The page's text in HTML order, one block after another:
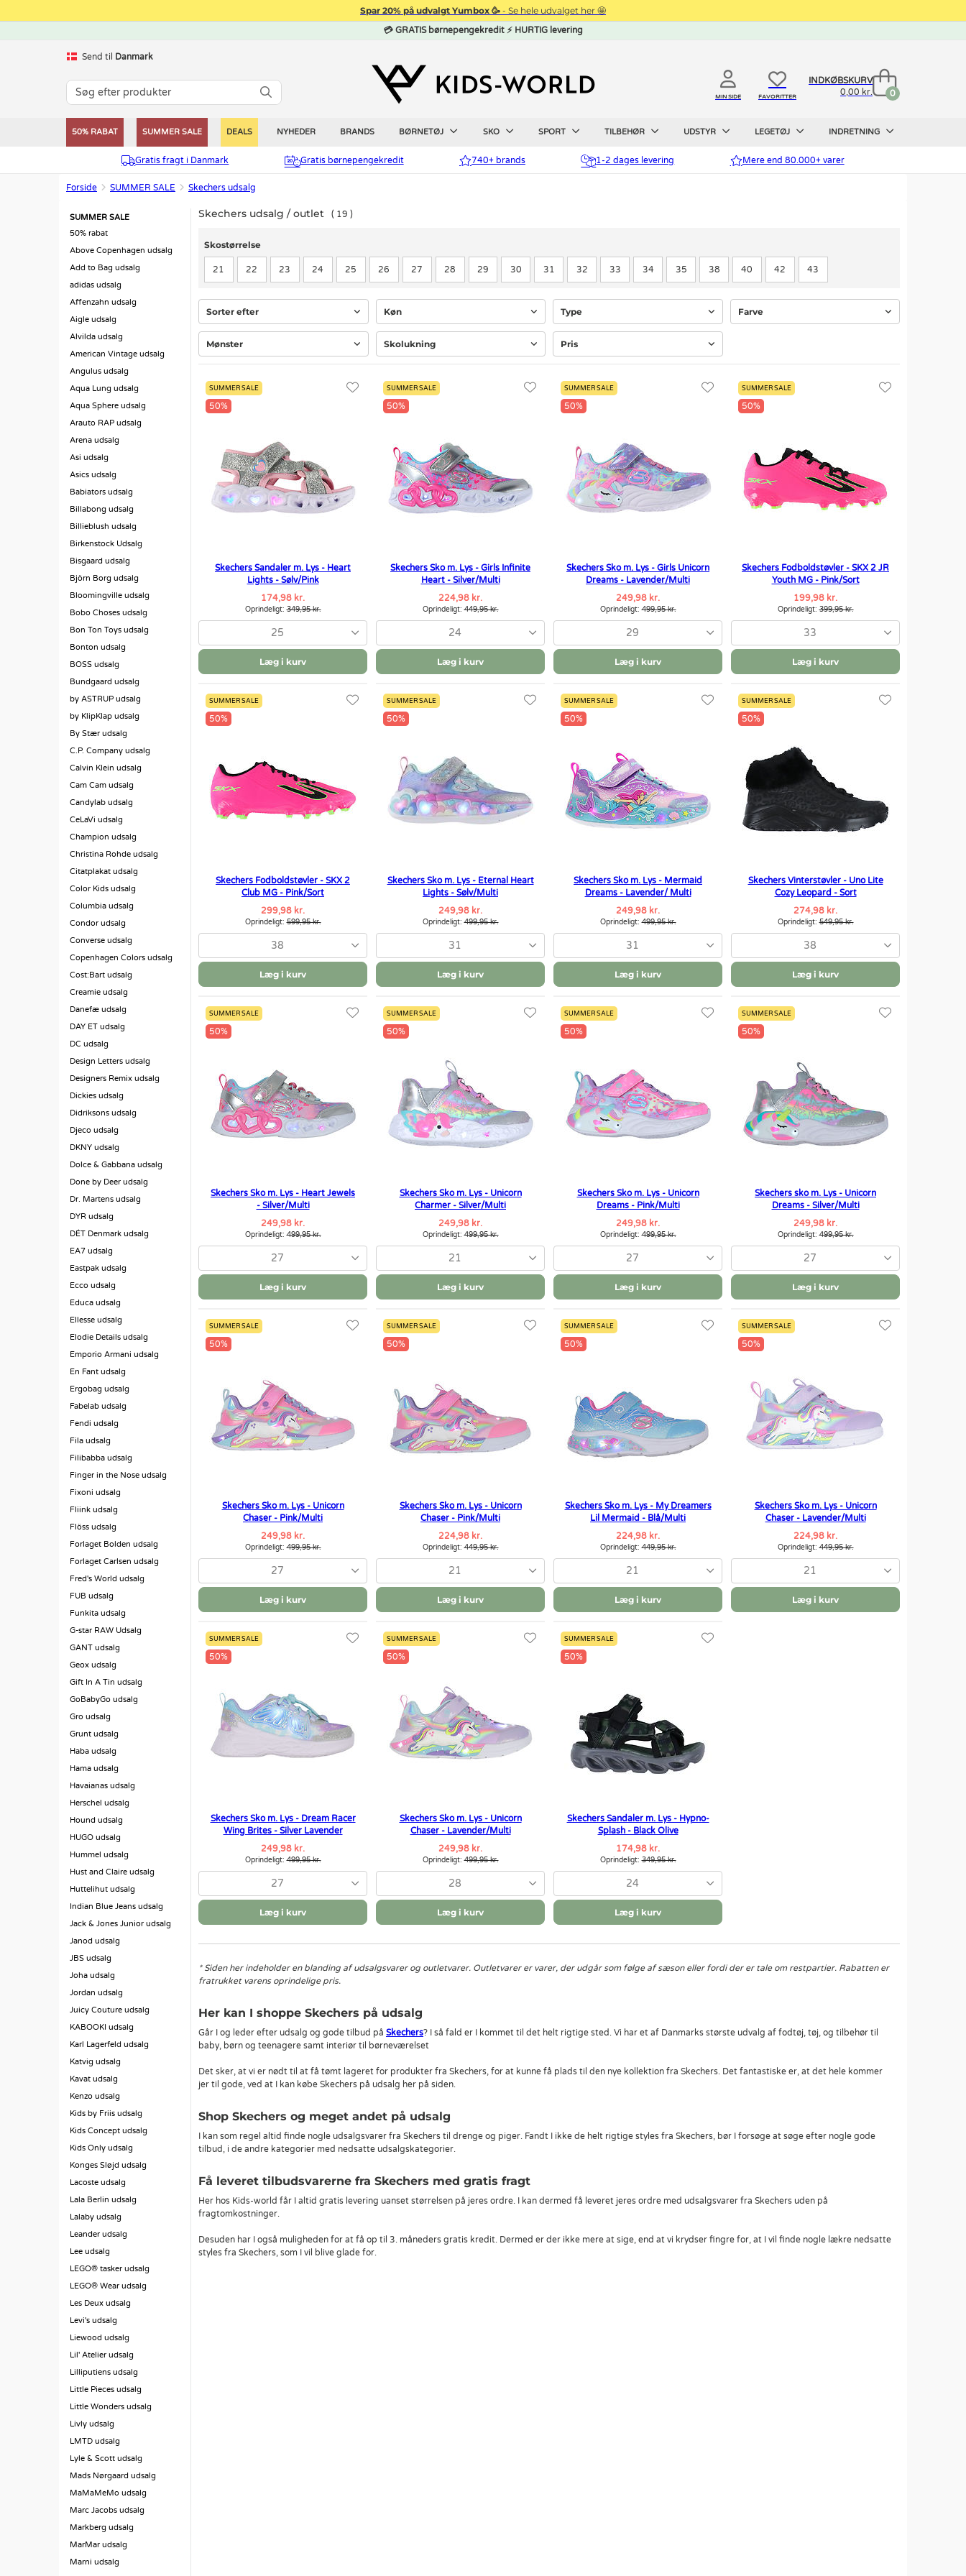
Spar 20% på udvalgt Yumbox 🥳 - Se hele udvalget her 🤩
💳 GRATIS børnepengekredit ⚡ HURTIG levering
Send til Danmark
MIN SIDE FAVORITTER
INDKØBSKURV
0,00 kr.
0
50% RABAT SUMMER SALE DEALS NYHEDER BRANDS BØRNETØJ SKO SPORT TILBEHØR UDSTYR LEGETØJ INDRETNING
Gratis fragt i Danmark Gratis børnepengekredit 740+ brands 1-2 dages levering Mere end 80.000+ varer
Forside SUMMER SALE Skechers udsalg
SUMMER SALE
50% rabat
Above Copenhagen udsalg
Add to Bag udsalg
adidas udsalg
Affenzahn udsalg
Aigle udsalg
Alvilda udsalg
American Vintage udsalg
Angulus udsalg
Aqua Lung udsalg
Aqua Sphere udsalg
Arauto RAP udsalg
Arena udsalg
Asi udsalg
Asics udsalg
Babiators udsalg
Billabong udsalg
Billieblush udsalg
Birkenstock Udsalg
Bisgaard udsalg
Björn Borg udsalg
Bloomingville udsalg
Bobo Choses udsalg
Bon Ton Toys udsalg
Bonton udsalg
BOSS udsalg
Bundgaard udsalg
by ASTRUP udsalg
by KlipKlap udsalg
By Stær udsalg
C.P. Company udsalg
Calvin Klein udsalg
Cam Cam udsalg
Candylab udsalg
CeLaVi udsalg
Champion udsalg
Christina Rohde udsalg
Citatplakat udsalg
Color Kids udsalg
Columbia udsalg
Condor udsalg
Converse udsalg
Copenhagen Colors udsalg
Cost:Bart udsalg
Creamie udsalg
Danefæ udsalg
DAY ET udsalg
DC udsalg
Design Letters udsalg
Designers Remix udsalg
Dickies udsalg
Didriksons udsalg
Djeco udsalg
DKNY udsalg
Dolce & Gabbana udsalg
Done by Deer udsalg
Dr. Martens udsalg
DYR udsalg
DÉT Denmark udsalg
EA7 udsalg
Eastpak udsalg
Ecco udsalg
Educa udsalg
Ellesse udsalg
Elodie Details udsalg
Emporio Armani udsalg
En Fant udsalg
Ergobag udsalg
Fabelab udsalg
Fendi udsalg
Fila udsalg
Filibabba udsalg
Finger in the Nose udsalg
Fixoni udsalg
Fliink udsalg
Flöss udsalg
Forlaget Bolden udsalg
Forlaget Carlsen udsalg
Fred's World udsalg
FUB udsalg
Funkita udsalg
G-star RAW Udsalg
GANT udsalg
Geox udsalg
Gift In A Tin udsalg
GoBabyGo udsalg
Gro udsalg
Grunt udsalg
Haba udsalg
Hama udsalg
Havaianas udsalg
Herschel udsalg
Hound udsalg
HUGO udsalg
Hummel udsalg
Hust and Claire udsalg
Huttelihut udsalg
Indian Blue Jeans udsalg
Jack & Jones Junior udsalg
Janod udsalg
JBS udsalg
Joha udsalg
Jordan udsalg
Juicy Couture udsalg
KABOOKI udsalg
Karl Lagerfeld udsalg
Katvig udsalg
Kavat udsalg
Kenzo udsalg
Kids by Friis udsalg
Kids Concept udsalg
Kids Only udsalg
Konges Sløjd udsalg
Lacoste udsalg
Lala Berlin udsalg
Lalaby udsalg
Leander udsalg
Lee udsalg
LEGO® tasker udsalg
LEGO® Wear udsalg
Les Deux udsalg
Levi's udsalg
Liewood udsalg
Lil' Atelier udsalg
Lilliputiens udsalg
Little Pieces udsalg
Little Wonders udsalg
Livly udsalg
LMTD udsalg
Lyle & Scott udsalg
Mads Nørgaard udsalg
MaMaMeMo udsalg
Marc Jacobs udsalg
Markberg udsalg
MarMar udsalg
Marni udsalg
Skechers udsalg / outlet 19
Skostørrelse
21 22 23 24 25 26 27 28 29 30 31 32 33 34 35 38 40 42 43
Sorter efter Køn Type Farve
Mønster Skolukning Pris
SUMMER SALE
50%
Skechers Sandaler m. Lys - Heart
Lights - Sølv/Pink
174,98 kr.
Oprindeligt:349,95 kr.
25
Læg i kurv
SUMMER SALE
50%
Skechers Sko m. Lys - Girls Infinite
Heart - Silver/Multi
224,98 kr.
Oprindeligt:449,95 kr.
24
Læg i kurv
SUMMER SALE
50%
Skechers Sko m. Lys - Girls Unicorn
Dreams - Lavender/Multi
249,98 kr.
Oprindeligt:499,95 kr.
29
Læg i kurv
SUMMER SALE
50%
Skechers Fodboldstøvler - SKX 2 JR
Youth MG - Pink/Sort
199,98 kr.
Oprindeligt:399,95 kr.
33
Læg i kurv
SUMMER SALE
50%
Skechers Fodboldstøvler - SKX 2
Club MG - Pink/Sort
299,98 kr.
Oprindeligt:599,95 kr.
38
Læg i kurv
SUMMER SALE
50%
Skechers Sko m. Lys - Eternal Heart
Lights - Sølv/Multi
249,98 kr.
Oprindeligt:499,95 kr.
31
Læg i kurv
SUMMER SALE
50%
Skechers Sko m. Lys - Mermaid
Dreams - Lavender/ Multi
249,98 kr.
Oprindeligt:499,95 kr.
31
Læg i kurv
SUMMER SALE
50%
Skechers Vinterstøvler - Uno Lite
Cozy Leopard - Sort
274,98 kr.
Oprindeligt:549,95 kr.
38
Læg i kurv
SUMMER SALE
50%
Skechers Sko m. Lys - Heart Jewels
- Silver/Multi
249,98 kr.
Oprindeligt:499,95 kr.
27
Læg i kurv
SUMMER SALE
50%
Skechers Sko m. Lys - Unicorn
Charmer - Silver/Multi
249,98 kr.
Oprindeligt:499,95 kr.
21
Læg i kurv
SUMMER SALE
50%
Skechers Sko m. Lys - Unicorn
Dreams - Pink/Multi
249,98 kr.
Oprindeligt:499,95 kr.
27
Læg i kurv
SUMMER SALE
50%
Skechers sko m. Lys - Unicorn
Dreams - Silver/Multi
249,98 kr.
Oprindeligt:499,95 kr.
27
Læg i kurv
SUMMER SALE
50%
Skechers Sko m. Lys - Unicorn
Chaser - Pink/Multi
249,98 kr.
Oprindeligt:499,95 kr.
27
Læg i kurv
SUMMER SALE
50%
Skechers Sko m. Lys - Unicorn
Chaser - Pink/Multi
224,98 kr.
Oprindeligt:449,95 kr.
21
Læg i kurv
SUMMER SALE
50%
Skechers Sko m. Lys - My Dreamers
Lil Mermaid - Blå/Multi
224,98 kr.
Oprindeligt:449,95 kr.
21
Læg i kurv
SUMMER SALE
50%
Skechers Sko m. Lys - Unicorn
Chaser - Lavender/Multi
224,98 kr.
Oprindeligt:449,95 kr.
21
Læg i kurv
SUMMER SALE
50%
Skechers Sko m. Lys - Dream Racer
Wing Brites - Silver Lavender
249,98 kr.
Oprindeligt:499,95 kr.
27
Læg i kurv
SUMMER SALE
50%
Skechers Sko m. Lys - Unicorn
Chaser - Lavender/Multi
249,98 kr.
Oprindeligt:499,95 kr.
28
Læg i kurv
SUMMER SALE
50%
Skechers Sandaler m. Lys - Hypno-
Splash - Black Olive
174,98 kr.
Oprindeligt:349,95 kr.
24
Læg i kurv
* Siden her indeholder en blanding af udsalgsvarer og outletvarer. Outletvarer er varer, der udgår som følge af sæson eller fordi der er tale om restpartier. Rabatten er
fratrukket varens oprindelige pris.
Her kan I shoppe Skechers på udsalg
Går I og leder efter udsalg og gode tilbud på Skechers? I så fald er I kommet til det helt rigtige sted. Vi har et af Danmarks største udvalg af fodtøj, tøj, og tilbehør til
baby, børn og teenagere samt interiør til børneværelset
Det sker, at vi er nødt til at få tømt lageret for produkter fra Skechers, for at kunne få plads til den nye kollektion fra Skechers. Det fantastiske er, at det hele kommer
jer til gode, ved at I kan købe Skechers på udsalg her på siden.
Shop Skechers og meget andet på udsalg
I kan som regel altid finde nogle udsalgsvarer fra Skechers til drenge og piger. Fandt I ikke de helt rigtige styles fra Skechers, bør I forsøge at søge efter nogle gode
tilbud, i de andre kategorier med nedsatte udsalgskategorier.
Få leveret tilbudsvarerne fra Skechers med gratis fragt
Her hos Kids-world får I altid gratis levering uanset størrelsen på jeres ordre. I kan dermed få leveret jeres ordre med udsalgsvarer fra Skechers uden på
fragtomkostninger.
Desuden har I også muligheden for at få op til 3. måneders gratis kredit. Dermed er der ikke mere at sige, end at vi krydser fingre for, at I vil finde nogle lækre nedsatte
styles fra Skechers, som I vil blive glade for.